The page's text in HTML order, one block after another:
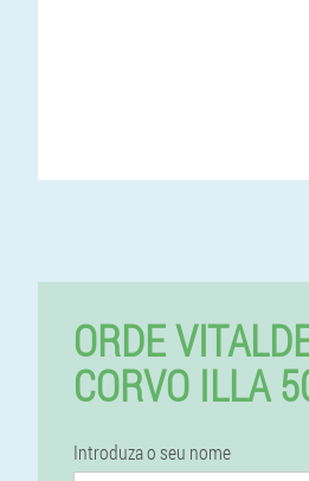
ORDE
CORVO ILLA
Introduza o seu nome